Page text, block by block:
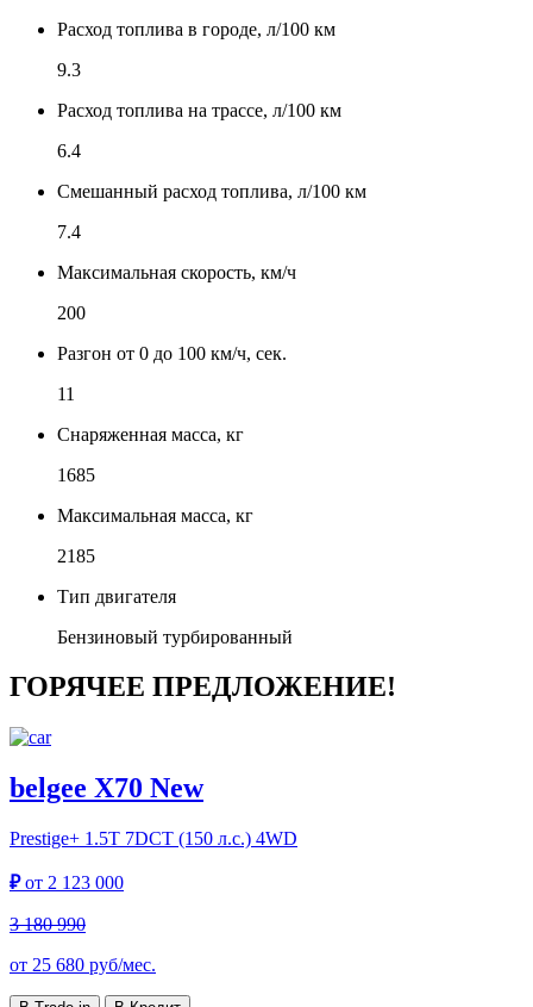
Расход топлива в городе, л/100 км
9.3
Расход топлива на трассе, л/100 км
6.4
Смешанный расход топлива, л/100 км
7.4
Максимальная скорость, км/ч
200
Разгон от 0 до 100 км/ч, сек.
11
Снаряженная масса, кг
1685
Максимальная масса, кг
2185
Тип двигателя
Бензиновый турбированный
ГОРЯЧЕЕ ПРЕДЛОЖЕНИЕ!
belgee X70 New
Prestige+ 1.5T 7DCT (150 л.с.) 4WD
₽от 2 123 000
3 180 990
от 25 680 руб/мес.